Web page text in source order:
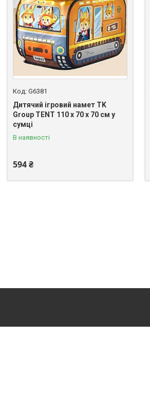
G6381
Дитячий ігровий намет TK
Group TENT 110 х 70 х 70 см у
сумці
В наявності
594 ₴